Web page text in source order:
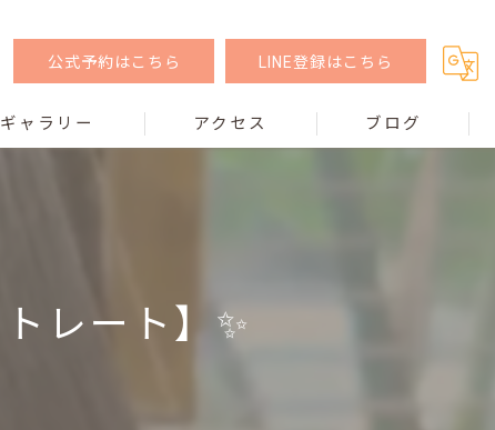
公式予約はこちら LINE登録はこちら
ギャラリー アクセス ブログ
レート】✨